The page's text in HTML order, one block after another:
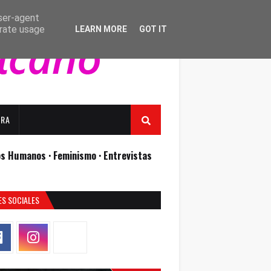
Humanos · Feminismo · Entrevistas
SOCIALES
agent
usage
LEARN MORE GOT IT